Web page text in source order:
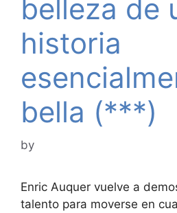
belleza de
historia
bella (***)
by
Enric Auquer vuelve a
talento para moverse en